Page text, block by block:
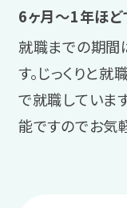
フが一緒
ス
初め
参加します。
連携企業
業務量
が事前に
を、職場実
サポート
実習後に
し、さら
復帰か
スタッ
今の職場へ
討します。
6ヶ月～1年ほど
就職までの期間
す。じっくりと
で就職していま
能ですのでお気